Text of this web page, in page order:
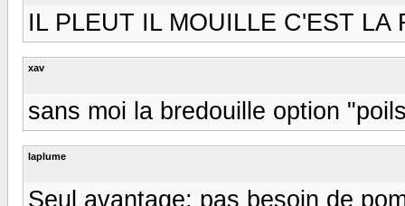
IL PLEUT IL MOUILLE C'EST
xav
sans moi la bredouille option
laplume
Seul avantage: pas besoin de